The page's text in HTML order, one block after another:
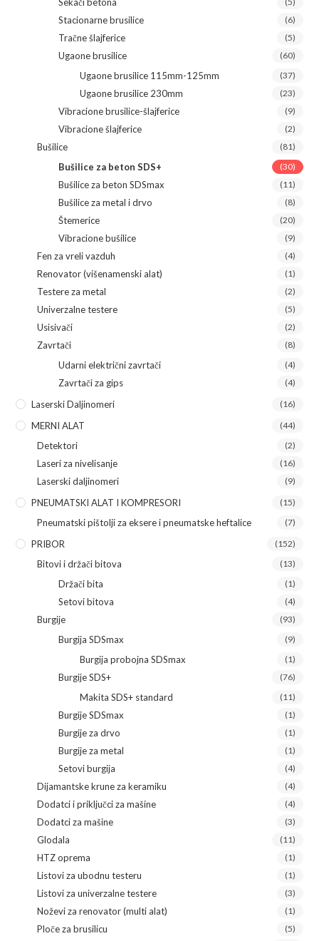
Stacionarne brusilice (6)
Tračne šlajferice (5)
Ugaone brusilice (60)
Ugaone brusilice 115mm-125mm (37)
Ugaone brusilice 230mm (23)
Vibracione brusilice-šlajferice (9)
Vibracione šlajferice (2)
Bušilice (81)
Bušilice za beton SDS+ (30)
Bušilice za beton SDSmax (11)
Bušilice za metal i drvo (8)
Štemerice (20)
Vibracione bušilice (9)
Fen za vreli vazduh (4)
Renovator (višenamenski alat) (1)
Testere za metal (2)
Univerzalne testere (5)
Usisivači (2)
Zavrtači (8)
Udarni električni zavrtači (4)
Zavrtači za gips (4)
Laserski Daljinomeri (16)
MERNI ALAT (44)
Detektori (2)
Laseri za nivelisanje (16)
Laserski daljinomeri (9)
PNEUMATSKI ALAT I KOMPRESORI (15)
Pneumatski pištolji za eksere i pneumatske heftalice (7)
PRIBOR (152)
Bitovi i držači bitova (13)
Držači bita (1)
Setovi bitova (4)
Burgije (93)
Burgija SDSmax (9)
Burgija probojna SDSmax (1)
Burgije SDS+ (76)
Makita SDS+ standard (11)
Burgije SDSmax (1)
Burgije za drvo (1)
Burgije za metal (1)
Setovi burgija (4)
Dijamantske krune za keramiku (4)
Dodatci i priključci za mašine (4)
Dodatci za mašine (3)
Glodala (11)
HTZ oprema (1)
Listovi za ubodnu testeru (1)
Listovi za univerzalne testere (3)
Noževi za renovator (multi alat) (1)
Ploče za brusilicu (5)